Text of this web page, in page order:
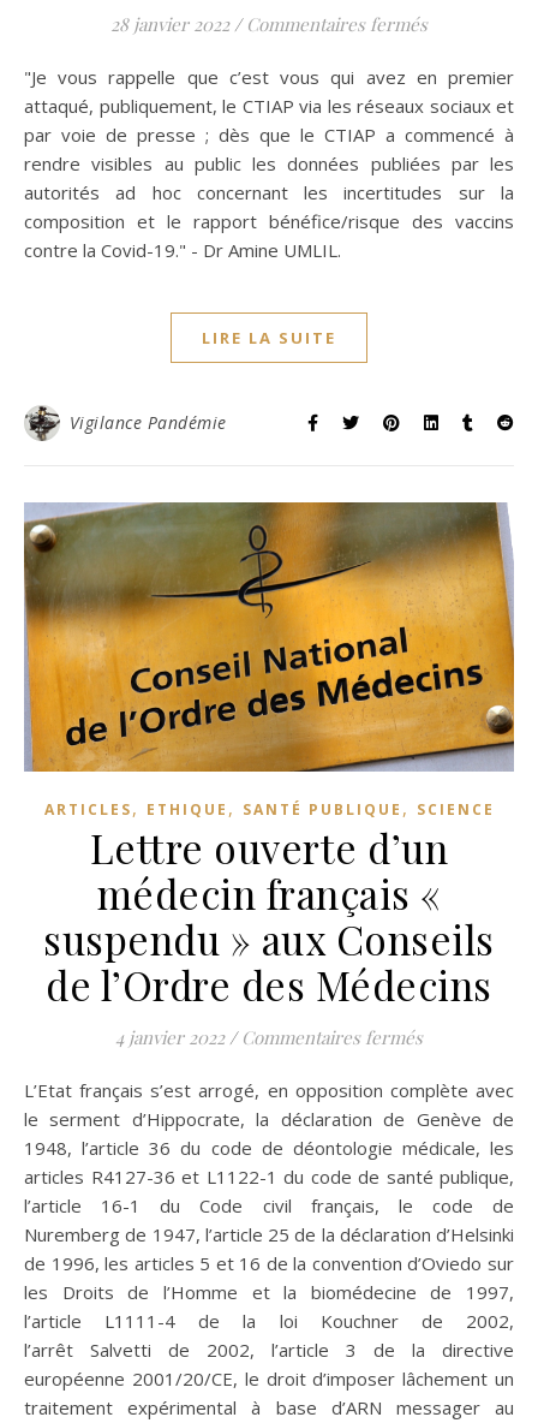
28 janvier 2022 / Commentaires ferméssur LETTRE
"Je vous rappelle que c’est vous qui avez en premier
attaqué, publiquement, le CTIAP via les réseaux sociaux et
par voie de presse ; dès que le CTIAP a commencé à
rendre visibles au public les données publiées par les
autorités ad hoc concernant les incertitudes sur la
composition et le rapport bénéfice/risque des vaccins
contre la Covid-19." - Dr Amine UMLIL.
LIRE LA SUITE
Vigilance Pandémie
ARTICLES, ETHIQUE , SANTÉ PUBLIQUE , SCIENCE
Lettre ouverte d’un
médecin français «
suspendu » aux Conseils
de l’Ordre des Médecins
4 janvier 2022 / Commentaires ferméssur Lettre
L’Etat français s’est arrogé, en opposition complète avec
le serment d’Hippocrate, la déclaration de Genève de
1948, l’article 36 du code de déontologie médicale, les
articles R4127-36 et L1122-1 du code de santé publique,
l’article 16-1 du Code civil français, le code de
Nuremberg de 1947, l’article 25 de la déclaration d’Helsinki
de 1996, les articles 5 et 16 de la convention d’Oviedo sur
les Droits de l’Homme et la biomédecine de 1997,
l’article L1111-4 de la loi Kouchner de 2002,
l’arrêt Salvetti de 2002, l’article 3 de la directive
européenne 2001/20/CE, le droit d’imposer lâchement un
traitement expérimental à base d’ARN messager au